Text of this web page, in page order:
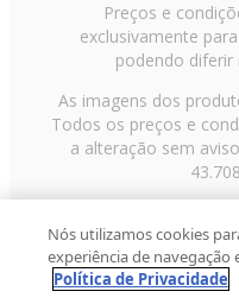
Preços e
exclusivamente
podendo diferir
As imagens dos
Todos os preços e
a alteração sem
Paulo/SP, CEP
2013 Fast Shop -
Nós utilizamos cookies
experiência de navegação
Política de Privacidade